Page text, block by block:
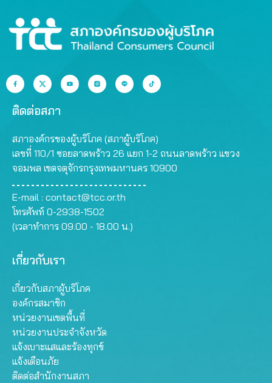
ติดต่อสภา
สภาองค์กรของผู้บริโภค (สภาผู้บริโภค)
เลขที่ 110/1 ซอยลาดพร้าว 26 แยก 1-2 ถนนลาดพร้าว แขวง
จอมพล เขตจตุจักรกรุงเทพมหานคร 10900
E-mail : contact@tcc.or.th
โทรศัพท์ 0-2938-1502
(เวลาทำการ 09.00 - 18.00 น.)
เกี่ยวกับเรา
เกี่ยวกับสภาผู้บริโภค
องค์กรสมาชิก
หน่วยงานเขตพื้นที่
หน่วยงานประจำจังหวัด
แจ้งเบาะแสและร้องทุกข์
แจ้งเตือนภัย
ติดต่อสำนักงานสภา